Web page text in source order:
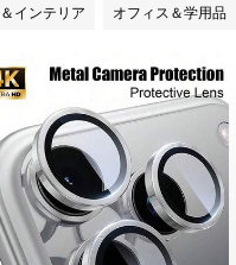
インテリア オフィス＆学用品